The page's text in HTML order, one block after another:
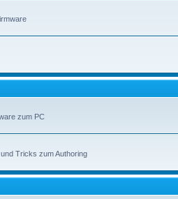
zum PC
Tricks zum Authoring